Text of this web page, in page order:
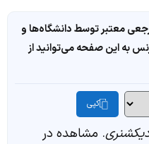
معتبر توسط دانشگاه‌ها و
به این صفحه می‌توانید از
کپی
. مشاهده در